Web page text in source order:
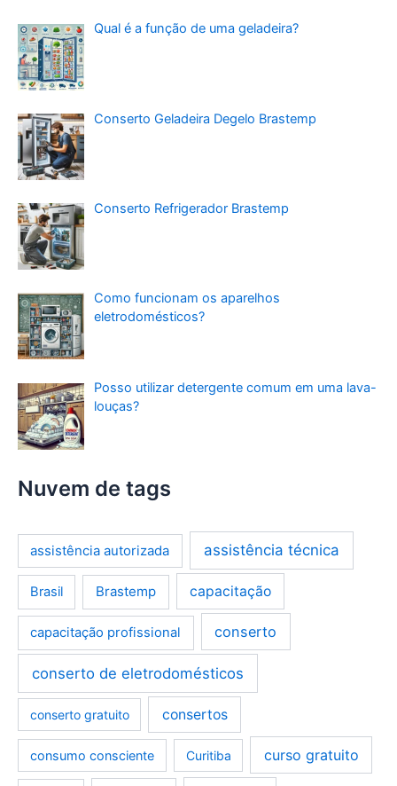
Qual é a função de uma geladeira?
Conserto Geladeira Degelo Brastemp
Conserto Refrigerador Brastemp
Como funcionam os aparelhos
eletrodomésticos?
Posso utilizar detergente comum em uma lava-
louças?
Nuvem de tags
assistência autorizada assistência técnica
Brasil Brastemp capacitação
capacitação profissional conserto
conserto de eletrodomésticos
conserto gratuito consertos
consumo consciente Curitiba curso gratuito